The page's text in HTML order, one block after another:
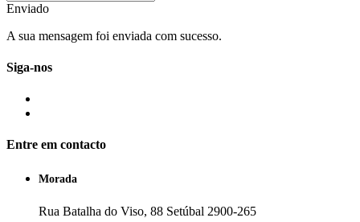
Enviado
A sua mensagem foi enviada com sucesso.
Siga-nos
Entre em contacto
Morada
Rua Batalha do Viso, 88 Setúbal 2900-265